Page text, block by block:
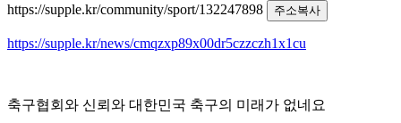
https://supple.kr/community/sport/132247898
주소복사
https://supple.kr/news/cmqzxp89x00dr5czzczh1x1cu
축구협회와 신뢰와 대한민국 축구의 미래가 없네요